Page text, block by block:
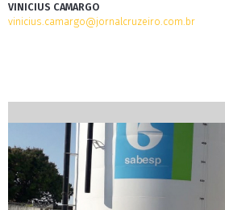
VINICIUS CAMARGO
vinicius.camargo@jornalcruzeiro.com.br